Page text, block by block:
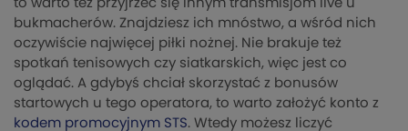
to warto też przyjrzeć się innym transmisjom live u
bukmacherów. Znajdziesz ich mnóstwo, a wśród nich
oczywiście najwięcej piłki nożnej. Nie brakuje też
spotkań tenisowych czy siatkarskich, więc jest co
oglądać. A gdybyś chciał skorzystać z bonusów
startowych u tego operatora, to warto założyć konto z
kodem promocyjnym STS. Wtedy możesz liczyć